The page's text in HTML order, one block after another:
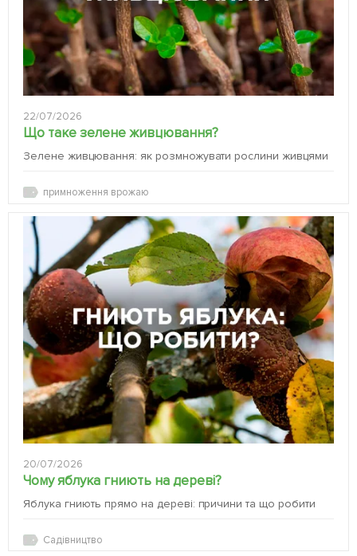
22/07/2026
Що таке зелене живцювання?
Зелене живцювання: як розмножувати рослини живцями
примноження врожаю
20/07/2026
Чому яблука гниють на дереві?
Яблука гниють прямо на дереві: причини та що робити
Садівництво